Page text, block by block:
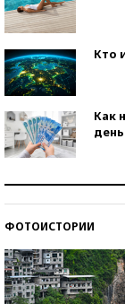
Кто
Как
ФОТОИСТОРИИ